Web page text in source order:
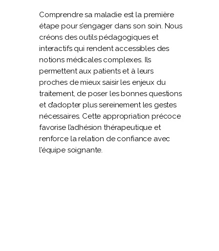
Comprendre sa maladie est la première
étape pour s’engager dans son soin. Nous
créons des outils pédagogiques et
interactifs qui rendent accessibles des
notions médicales complexes. Ils
permettent aux patients et à leurs
proches de mieux saisir les enjeux du
traitement, de poser les bonnes questions
et d’adopter plus sereinement les gestes
nécessaires. Cette appropriation précoce
favorise l’adhésion thérapeutique et
renforce la relation de confiance avec
l’équipe soignante.